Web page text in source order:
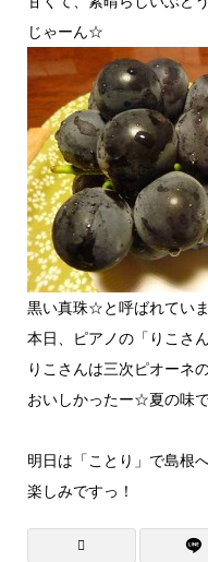
じゃーん☆
黒い真珠☆と呼ばれていま
本日、ピアノの「りこさ
りこさんは三次ピオーネ
おいしかったー☆夏の味
明日は「ことり」で島根
楽しみですっ！